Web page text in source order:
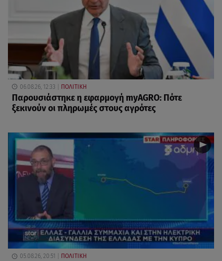
06.08.26, 12:33 ΠΟΛΙΤΙΚΗ
Παρουσιάστηκε η εφαρμογή myAGRO: Πότε
ξεκινούν οι πληρωμές στους αγρότες
05.08.26, 20:51 ΠΟΛΙΤΙΚΗ